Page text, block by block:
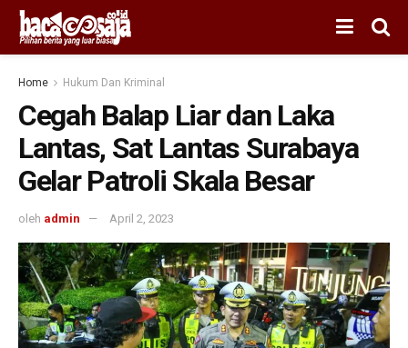
Home Hukum Dan Kriminal
Cegah Balap Liar dan Laka
Lantas, Sat Lantas Surabaya
Gelar Patroli Skala Besar
oleh admin April 2, 2023